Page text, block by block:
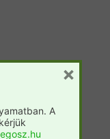
A
kérjük
×